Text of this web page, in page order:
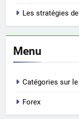
Les stratégies
Menu
Catégories sur
Forex